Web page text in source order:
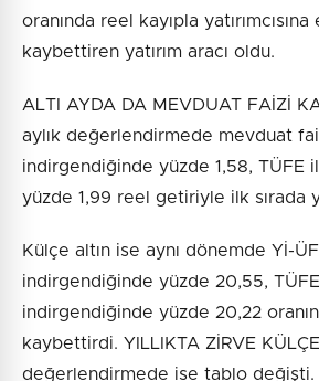
oranında reel kayıpla
kaybettiren yatırım aracı oldu.
ALTI AYDA DA MEVDUAT FAİZİ
aylık değerlendirmede mevduat
indirgendiğinde yüzde 1,58, TÜFE
yüzde 1,99 reel getiriyle ilk sırada
Külçe altın ise aynı dönemde Yİ-
indirgendiğinde yüzde 20,55,
indirgendiğinde yüzde 20,22
kaybettirdi. YILLIKTA ZİRVE
değerlendirmede ise tablo değişti.